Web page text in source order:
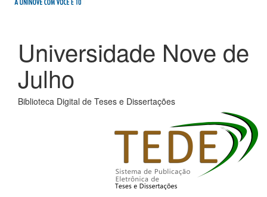
Universidade Nove de
Julho
Biblioteca Digital de Teses e Dissertações